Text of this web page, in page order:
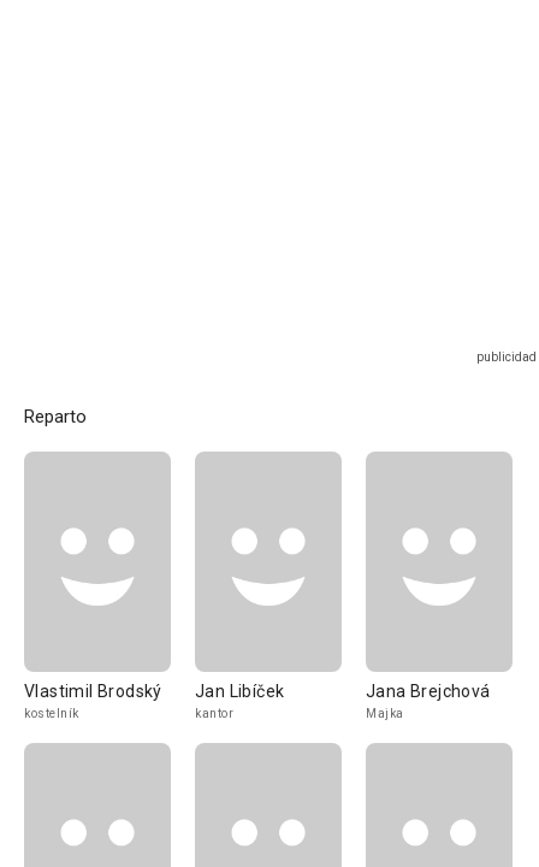
Reparto
Vlastimil Brodský
kostelník
Jan Libíček
kantor
Jana Brejchová
Majka